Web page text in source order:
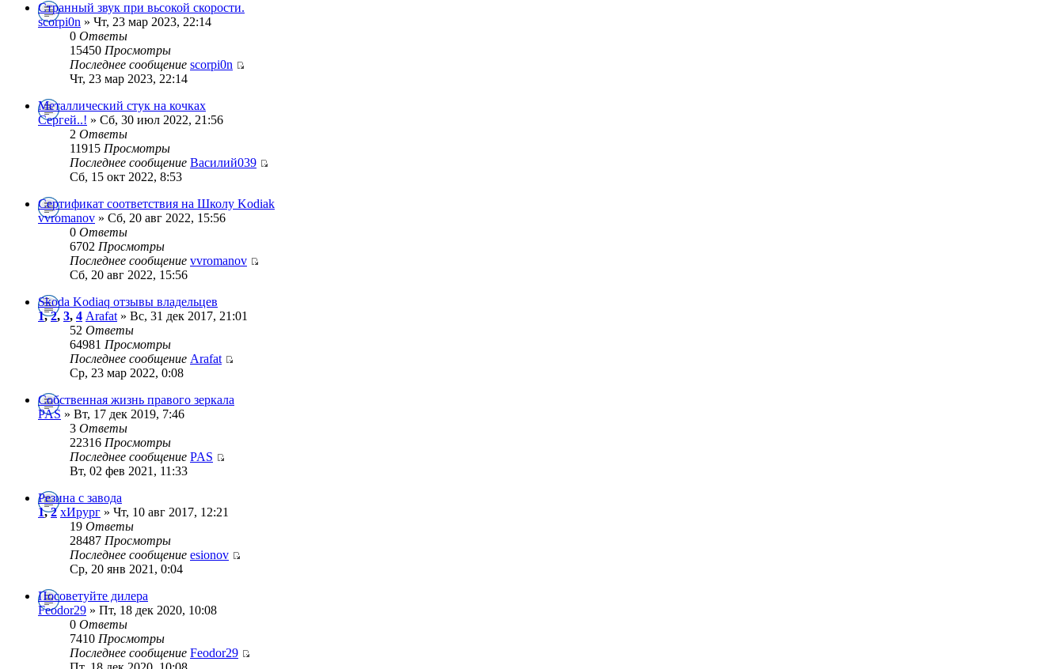
Странный звук при вьсокой скорости.
scorpi0n » Чт, 23 мар 2023, 22:14
0 Ответы
15450 Просмотры
Последнее сообщение scorpi0n
Чт, 23 мар 2023, 22:14
Металлический стук на кочках
Сергей..! » Сб, 30 июл 2022, 21:56
2 Ответы
11915 Просмотры
Последнее сообщение Василий039
Сб, 15 окт 2022, 8:53
Сертификат соответствия на Школу Kodiak
vvromanov » Сб, 20 авг 2022, 15:56
0 Ответы
6702 Просмотры
Последнее сообщение vvromanov
Сб, 20 авг 2022, 15:56
Skoda Kodiaq отзывы владельцев
1,2, 3, 4 Arafat » Вс, 31 дек 2017, 21:01
52 Ответы
64981 Просмотры
Последнее сообщение Arafat
Ср, 23 мар 2022, 0:08
Собственная жизнь правого зеркала
PAS » Вт, 17 дек 2019, 7:46
3 Ответы
22316 Просмотры
Последнее сообщение PAS
Вт, 02 фев 2021, 11:33
Резина с завода
1,2 хИрург » Чт, 10 авг 2017, 12:21
19 Ответы
28487 Просмотры
Последнее сообщение esionov
Ср, 20 янв 2021, 0:04
Посоветуйте дилера
Feodor29 » Пт, 18 дек 2020, 10:08
0 Ответы
7410 Просмотры
Последнее сообщение Feodor29